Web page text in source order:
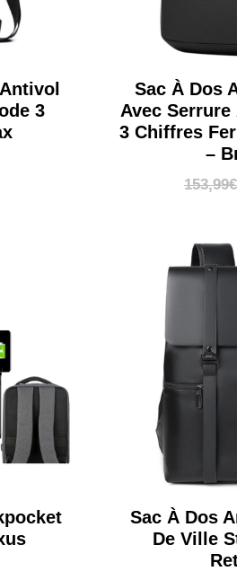
3
Sac À Dos
Avec
3 Chiffres
–
153,99€
Sac À Dos
De Ville